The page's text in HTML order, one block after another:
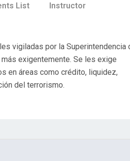
List Instructor
vigiladas por la Superintendencia
exigentemente. Se les exige
en áreas como crédito, liquidez,
del terrorismo.